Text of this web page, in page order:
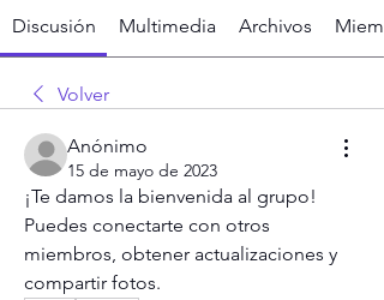
Discusión Multimedia Archivos
Volver
Anónimo
15 de mayo de 2023
¡Te damos la bienvenida al grupo!
Puedes conectarte con otros
miembros, obtener actualizaciones y
compartir fotos.